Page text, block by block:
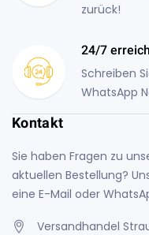
zurück!
24/7
Schreiben
WhatsApp
Kontakt
Sie haben Fragen zu
aktuellen Bestellung?
eine E-Mail oder
Versandhandel